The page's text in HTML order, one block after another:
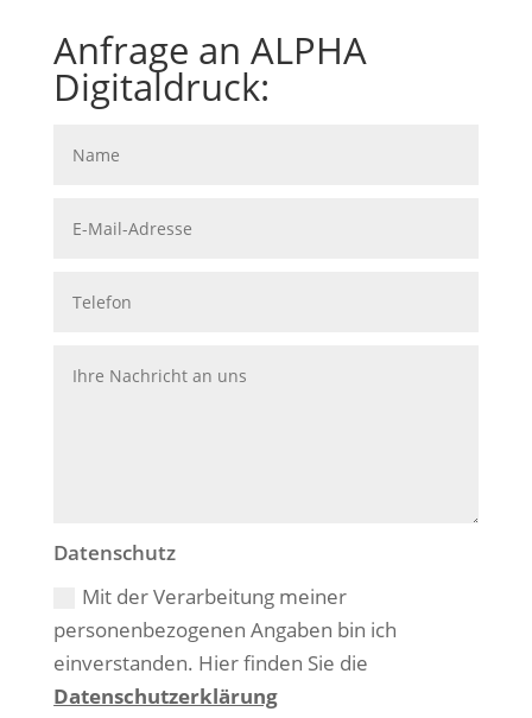
Anfrage an ALPHA
Digitaldruck:
Datenschutz
Mit der Verarbeitung meiner
personenbezogenen Angaben bin ich
einverstanden. Hier finden Sie die
Datenschutzerklärung